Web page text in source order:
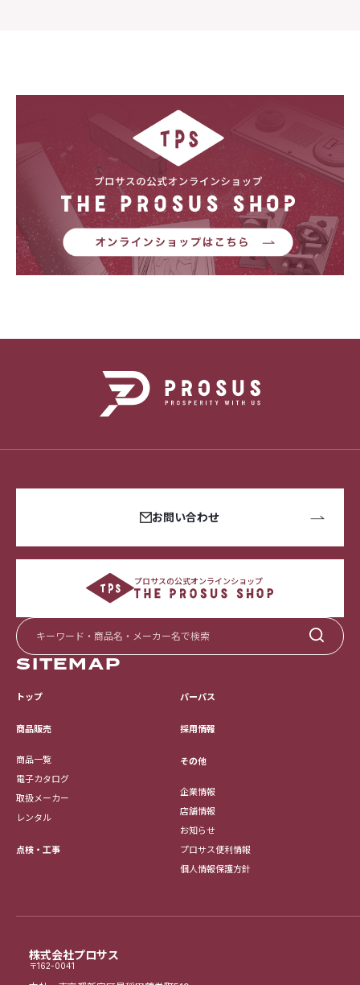
株式会社プロサス
〒162-0041
お問い合わせ
プロサスの公式オンラインショップ
SITEMAP
トップ
商品販売
商品一覧
電子カタログ
取扱メーカー
レンタル
点検・工事
パーパス
採用情報
その他
企業情報
店舗情報
お知らせ
プロサス便利情報
個人情報保護方針